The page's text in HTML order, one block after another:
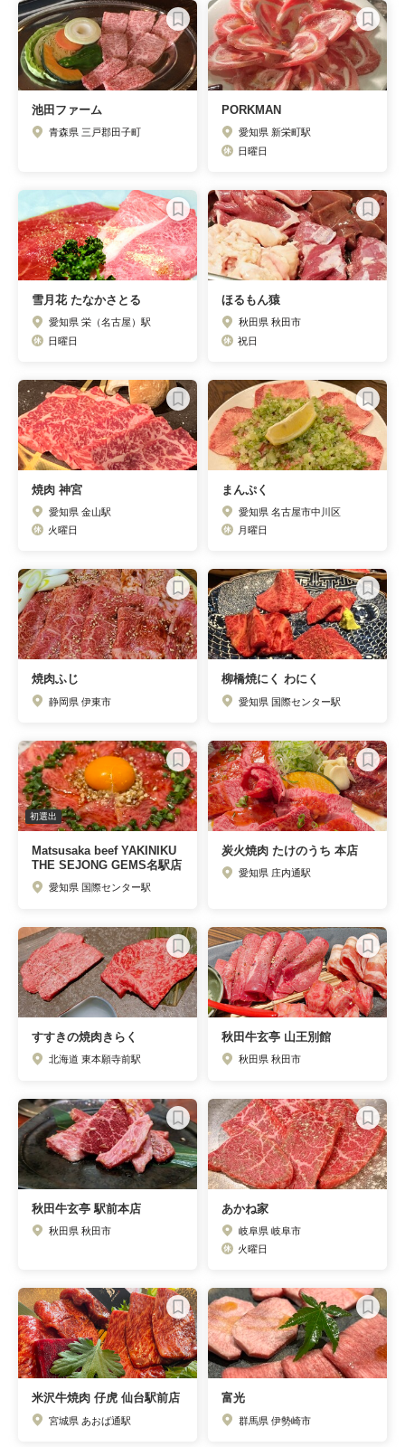
池田ファーム
青森県 三戸郡田子町
PORKMAN
愛知県 新栄町駅
日曜日
雪月花 たなかさとる
愛知県 栄（名古屋）駅
日曜日
ほるもん猿
秋田県 秋田市
祝日
焼肉 神宮
愛知県 金山駅
火曜日
まんぷく
愛知県 名古屋市中川区
月曜日
焼肉ふじ
静岡県 伊東市
柳橋焼にく わにく
愛知県 国際センター駅
初選出
Matsusaka beef YAKINIKU
THE SEJONG GEMS名駅店
愛知県 国際センター駅
炭火焼肉 たけのうち 本店
愛知県 庄内通駅
すすきの焼肉きらく
北海道 東本願寺前駅
秋田牛玄亭 山王別館
秋田県 秋田市
秋田牛玄亭 駅前本店
秋田県 秋田市
あかね家
岐阜県 岐阜市
火曜日
米沢牛焼肉 仔虎 仙台駅前店
宮城県 あおば通駅
富光
群馬県 伊勢崎市